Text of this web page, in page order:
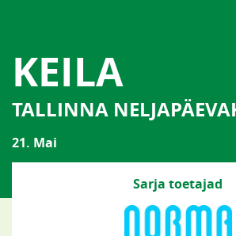
KEILA
TALLINNA
21. Mai
Sarja toetajad